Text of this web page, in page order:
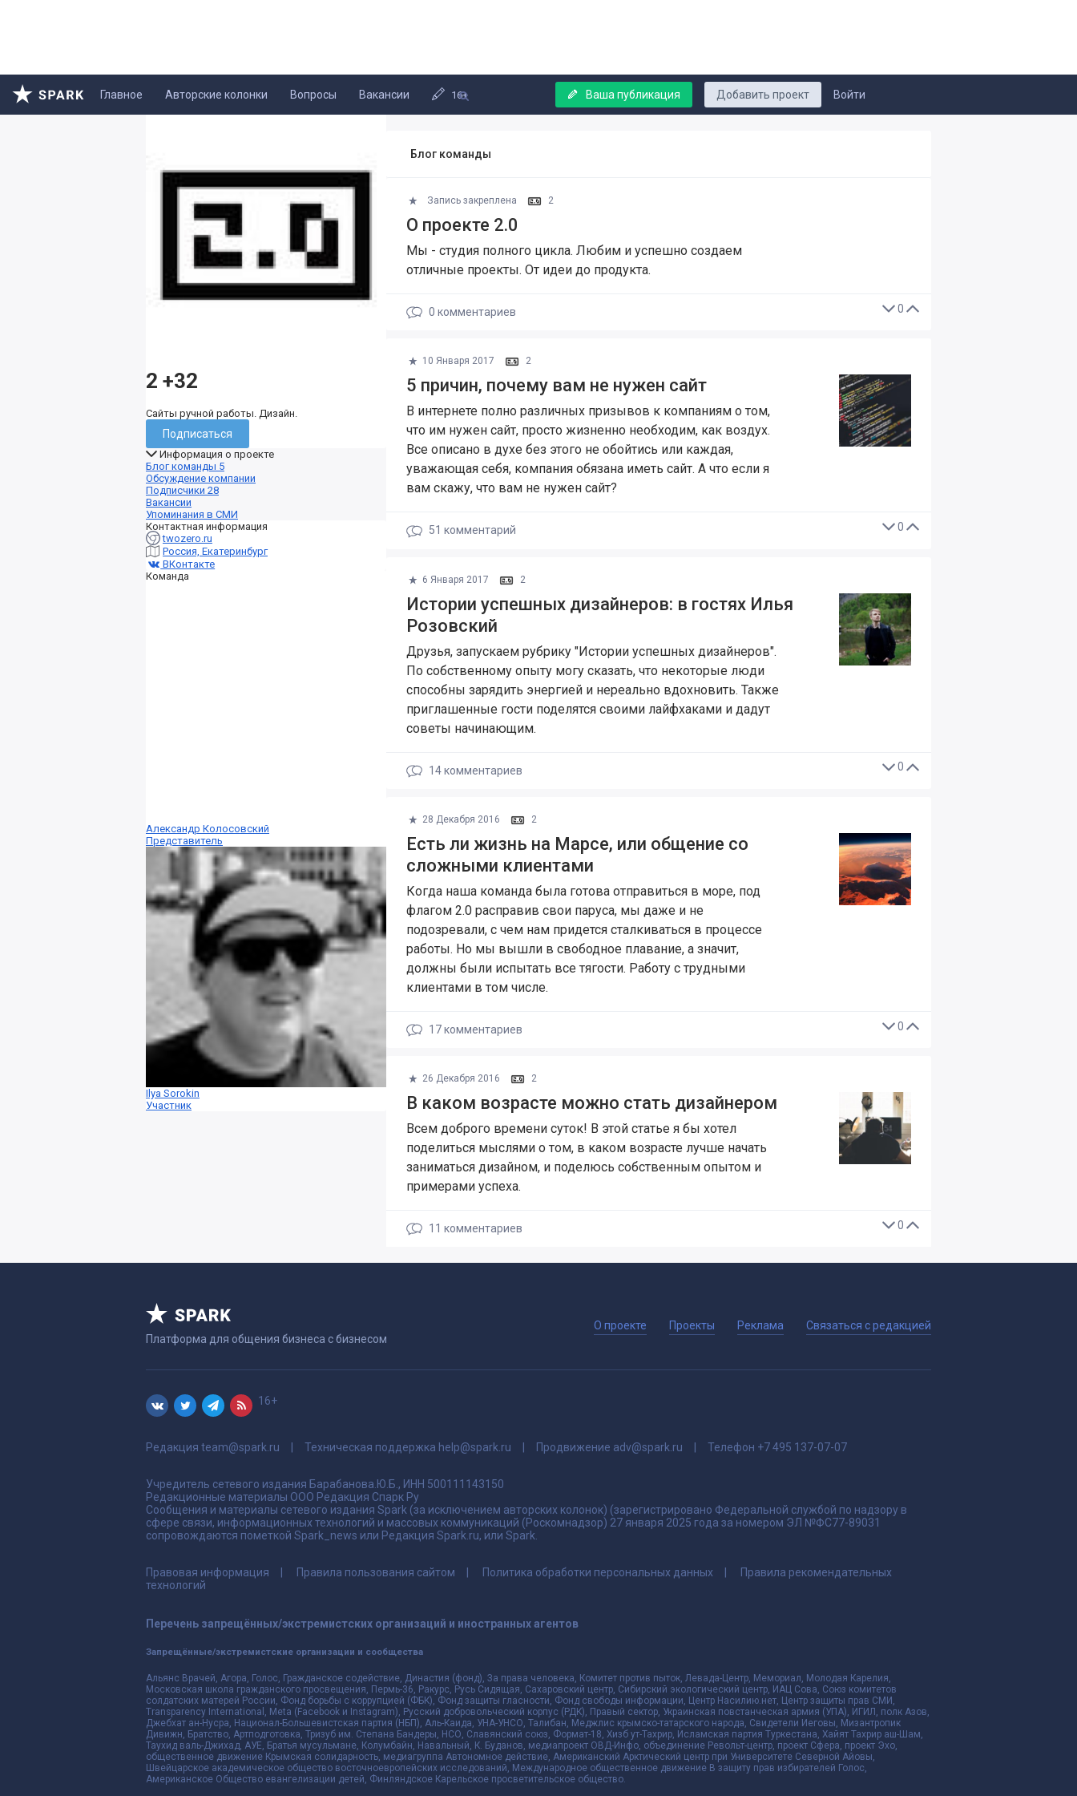
Войти
Добавить проект
Главное Авторские колонки Вопросы Вакансии Ваша публикация
16+
2 +32
Сайты ручной работы. Дизайн.
Подписаться
Информация о проекте
Блог команды 5
Обсуждение компании
Подписчики 28
Вакансии
Упоминания в СМИ
Контактная информация
twozero.ru
Россия, Екатеринбург
ВКонтакте
Команда
Александр Колосовский
Представитель
Ilya Sorokin
Участник
Блог команды
Запись закреплена 2
О проекте 2.0
Мы - студия полного цикла. Любим и успешно создаем
отличные проекты. От идеи до продукта.
0
0 комментариев
10 Января 2017 2
5 причин, почему вам не нужен сайт
В интернете полно различных призывов к компаниям о том,
что им нужен сайт, просто жизненно необходим, как воздух.
Все описано в духе без этого не обойтись или каждая,
уважающая себя, компания обязана иметь сайт. А что если я
вам скажу, что вам не нужен сайт?
0
51 комментарий
6 Января 2017 2
Истории успешных дизайнеров: в гостях Илья
Розовский
Друзья, запускаем рубрику "Истории успешных дизайнеров".
По собственному опыту могу сказать, что некоторые люди
способны зарядить энергией и нереально вдохновить. Также
приглашенные гости поделятся своими лайфхаками и дадут
советы начинающим.
0
14комментариев
28 Декабря 2016 2
Есть ли жизнь на Марсе, или общение со
сложными клиентами
Когда наша команда была готова отправиться в море, под
флагом 2.0 расправив свои паруса, мы даже и не
подозревали, с чем нам придется сталкиваться в процессе
работы. Но мы вышли в свободное плавание, а значит,
должны были испытать все тягости. Работу с трудными
клиентами в том числе.
0
17комментариев
26 Декабря 2016 2
В каком возрасте можно стать дизайнером
Всем доброго времени суток! В этой статье я бы хотел
поделиться мыслями о том, в каком возрасте лучше начать
заниматься дизайном, и поделюсь собственным опытом и
примерами успеха.
0
11 комментариев
Платформа для общения бизнеса с бизнесом
О проекте Проекты Реклама Связаться с редакцией
16+
Редакция team@spark.ru Техническая поддержка help@spark.ru Продвижение adv@spark.ru Телефон +7 495 137-07-07
Учредитель сетевого издания Барабанова.Ю.Б., ИНН 500111143150
Редакционные материалы ООО Редакция Спарк Ру
Сообщения и материалы сетевого издания Spark (за исключением авторских колонок) (зарегистрировано Федеральной службой по надзору в
сфере связи, информационных технологий и массовых коммуникаций (Роскомнадзор) 27 января 2025 года за номером ЭЛ №ФС77-89031
сопровождаются пометкой Spark_news или Редакция Spark.ru, или Spark.
Правовая информация Правила пользования сайтом Политика обработки персональных данных
Правила рекомендательных
технологий
Перечень запрещённых/экстремистских организаций и иностранных агентов
Запрещённые/экстремистские организации и сообщества
Альянс Врачей, Агора, Голос, Гражданское содействие, Династия (фонд), За права человека, Комитет против пыток, Левада-Центр, Мемориал, Молодая Карелия,
Московская школа гражданского просвещения, Пермь-36, Ракурс, Русь Сидящая, Сахаровский центр, Сибирский экологический центр, ИАЦ Сова, Союз комитетов
солдатских матерей России, Фонд борьбы с коррупцией (ФБК), Фонд защиты гласности, Фонд свободы информации, Центр Насилию.нет, Центр защиты прав СМИ,
Transparency International, Meta (Facebook и Instagram), Русский добровольческий корпус (РДК), Правый сектор, Украинская повстанческая армия (УПА), ИГИЛ, полк Азов,
Джебхат ан-Нусра, Национал-Большевистская партия (НБП), Аль-Каида, УНА-УНСО, Талибан, Меджлис крымско-татарского народа, Свидетели Иеговы, Мизантропик
Дивижн, Братство, Артподготовка, Тризуб им. Степана Бандеры, НСО, Славянский союз, Формат-18, Хизб ут-Тахрир, Исламская партия Туркестана, Хайят Тахрир аш-Шам,
Таухид валь-Джихад, АУЕ, Братья мусульмане, Колумбайн, Навальный, К. Буданов, медиапроект ОВД-Инфо, объединение Револьт-центр, проект Сфера, проект Эхо,
общественное движение Крымская солидарность, медиагруппа Автономное действие, Американский Арктический центр при Университете Северной Айовы,
Швейцарское академическое общество восточноевропейских исследований, Международное общественное движение В защиту прав избирателей Голос,
Американское Общество евангелизации детей, Финляндское Карельское просветительское общество.